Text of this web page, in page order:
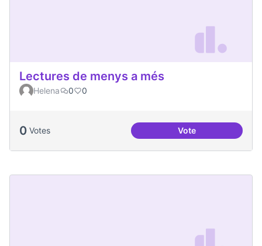
Lectures de menys a més
Helena 0 0
0 Votes VoteLectures de